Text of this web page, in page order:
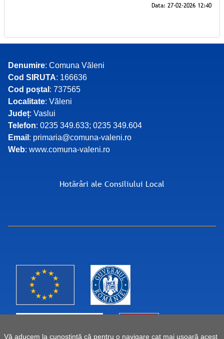
Vă aducem la cunoștință că pentru o navigare cat mai ușoară acest
Denumire: Comuna Văleni
Cod SIRUTA: 166636
Cod poștal : 737565
Localitate: Văleni
Județ: Vaslui
Telefon: 0235 349.633; 0235 349.604
Email : primaria@comuna-valeni.ro
Web: www.comuna-valeni.ro
Hotărâri ale Consiliului Local